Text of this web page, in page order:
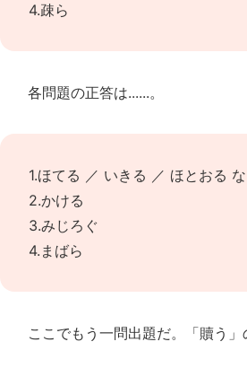
4.疎ら
各問題の正答は......。
1.ほてる ／ いきる ／ ほとおる
2.かける
3.みじろぐ
4.まばら
ここでもう一問出題だ。「贖う」